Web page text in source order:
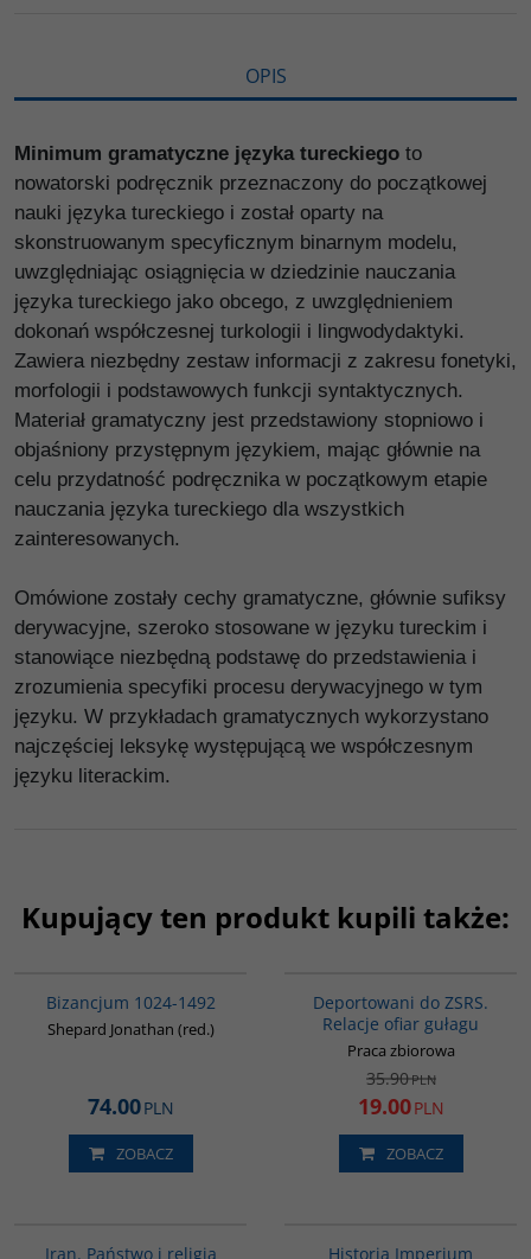
OPIS
Minimum gramatyczne języka tureckiego to
nowatorski podręcznik przeznaczony do początkowej
nauki języka tureckiego i został oparty na
skonstruowanym specyficznym binarnym modelu,
uwzględniając osiągnięcia w dziedzinie nauczania
języka tureckiego jako obcego, z uwzględnieniem
dokonań współczesnej turkologii i lingwodydaktyki.
Zawiera niezbędny zestaw informacji z zakresu fonetyki,
morfologii i podstawowych funkcji syntaktycznych.
Materiał gramatyczny jest przedstawiony stopniowo i
objaśniony przystępnym językiem, mając głównie na
celu przydatność podręcznika w początkowym etapie
nauczania języka tureckiego dla wszystkich
zainteresowanych.
Omówione zostały cechy gramatyczne, głównie sufiksy
derywacyjne, szeroko stosowane w języku tureckim i
stanowiące niezbędną podstawę do przedstawienia i
zrozumienia specyfiki procesu derywacyjnego w tym
języku. W przykładach gramatycznych wykorzystano
najczęściej leksykę występującą we współczesnym
języku literackim.
Kupujący ten produkt kupili także:
Bizancjum 1024-1492
Shepard Jonathan (red.)
74.00PLN
ZOBACZ
Deportowani do ZSRS.
Relacje ofiar gułagu
Praca zbiorowa
35.90PLN
19.00PLN
ZOBACZ
Iran. Państwo i religia Historia Imperium